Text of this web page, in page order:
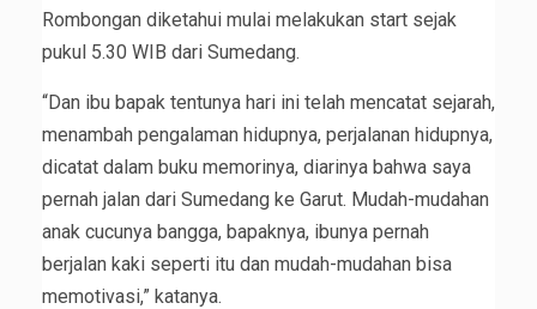
Rombongan diketahui mulai melakukan start sejak
pukul 5.30 WIB dari Sumedang.
“Dan ibu bapak tentunya hari ini telah mencatat sejarah,
menambah pengalaman hidupnya, perjalanan hidupnya,
dicatat dalam buku memorinya, diarinya bahwa saya
pernah jalan dari Sumedang ke Garut. Mudah-mudahan
anak cucunya bangga, bapaknya, ibunya pernah
berjalan kaki seperti itu dan mudah-mudahan bisa
memotivasi,” katanya.